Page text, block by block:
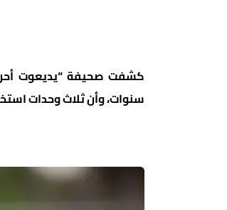
كشفت صحيفة “يديعوت
سنوات، وأن ثلاث وحدات